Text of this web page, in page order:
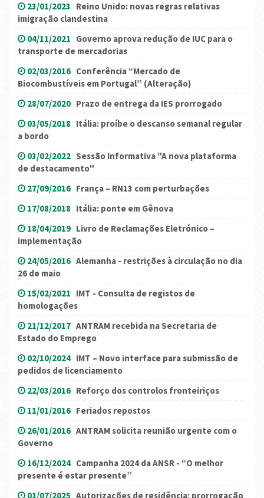
23/01/2023 Reino Unido: novas regras relativas
imigração clandestina
04/11/2021 Governo aprova redução de IUC para o
transporte de mercadorias
02/03/2016 Conferência “Mercado de
Biocombustíveis em Portugal” (Alteração)
28/07/2020 Prazo de entrega da IES prorrogado
03/05/2018 Itália: proíbe o descanso semanal regular
a bordo
03/02/2022 Sessão Informativa "A nova plataforma
de destacamento"
27/09/2016 França – RN13 com perturbações
17/08/2018 Itália: ponte em Gênova
18/04/2019 Livro de Reclamações Eletrónico –
implementação
24/05/2016 Alemanha - restrições à circulação no dia
26 de maio
15/02/2021 IMT - Consulta de registos de
homologações
21/12/2017 ANTRAM recebida na Secretaria de
Estado do Emprego
02/10/2024 IMT – Novo interface para submissão de
pedidos de licenciamento
22/03/2016 Reforço dos controlos fronteiriços
11/01/2016 Feriados repostos
26/01/2016 ANTRAM solicita reunião urgente com o
Governo
16/12/2024 Campanha 2024 da ANSR - “O melhor
presente é estar presente”
01/07/2025 Autorizações de residência: prorrogação